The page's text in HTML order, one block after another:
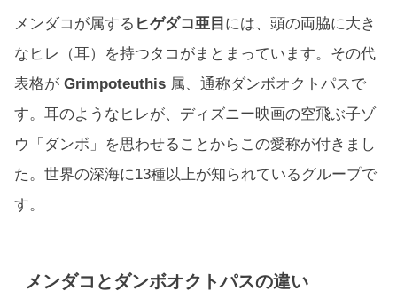
メンダコが属する ヒゲダコ亜目 には、頭の両脇に大き
なヒレ（耳）を持つタコがまとまっています。その代
表格が Grimpoteuthis 属、通称ダンボオクトパスで
す。耳のようなヒレが、ディズニー映画の空飛ぶ子ゾ
ウ「ダンボ」を思わせることからこの愛称が付きまし
た。世界の深海に13種以上が知られているグループで
す。
メンダコとダンボオクトパスの違い